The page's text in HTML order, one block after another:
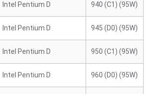
Intel Pentium D 940 (C1) (95W)
Intel Pentium D 945 (D0) (95W)
Intel Pentium D 950 (C1) (95W)
Intel Pentium D 960 (D0) (95W)